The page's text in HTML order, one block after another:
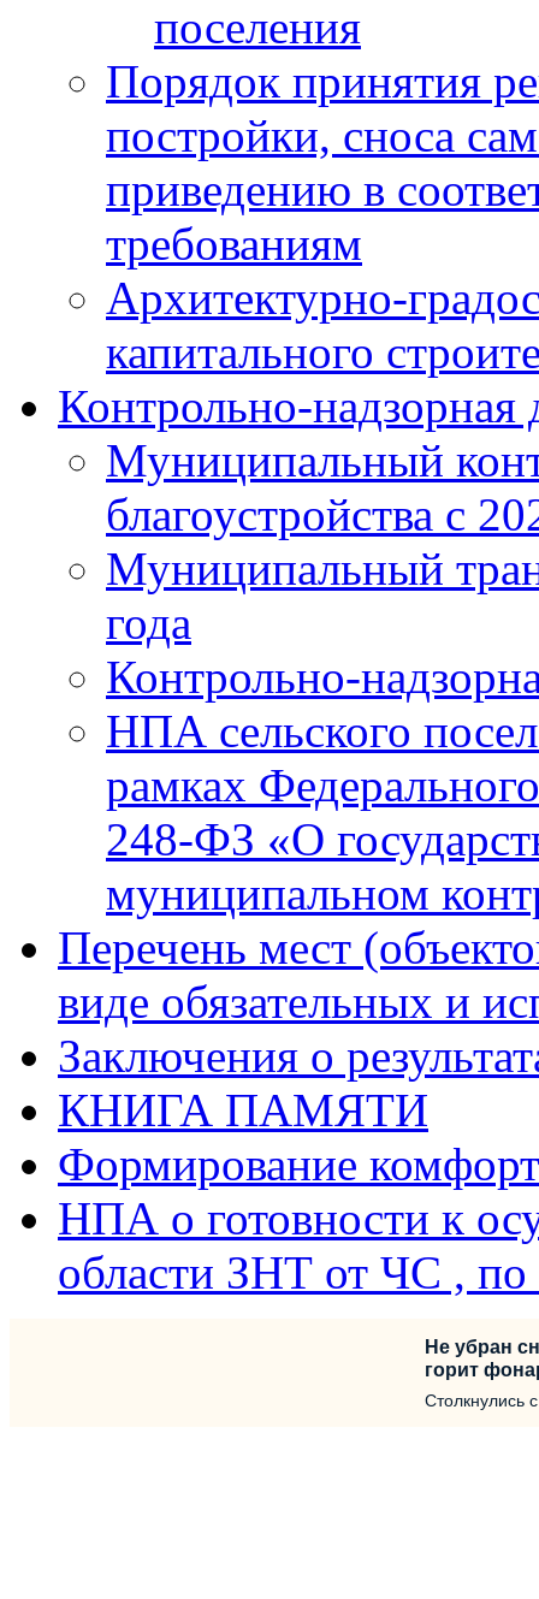
поселения
Порядок принятия
постройки, сноса
приведению в
требованиям
Архитектурно-
капитального
Контрольно-надзорная
Муниципальный
благоустройства с
Муниципальный
года
Контрольно-
НПА сельского
рамках
248-ФЗ «О
муниципальном
Перечень мест
виде обязательных и
Заключения о
КНИГА ПАМЯТИ
Формирование
НПА о готовности к
области ЗНТ от ЧС ,
Не убран
горит
Столкнулись